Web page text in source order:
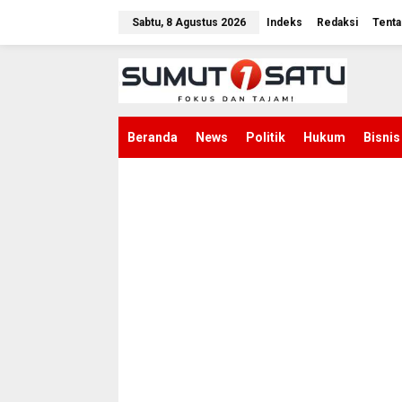
Sabtu, 8 Agustus 2026 Indeks Redaksi
Beranda News Politik Hukum Bisnis